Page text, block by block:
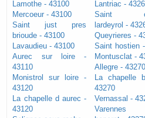
Lamothe - 43100
Mercoeur - 43100
Saint just pres
brioude - 43100
Lavaudieu - 43100
Aurec sur loire -
43110
Monistrol sur loire -
43120
La chapelle d aurec -
43120
Lantriac -
Saint
lardeyrol -
Queyrieres -
Saint hostien
Montusclat -
Allegre - 43270
La chapelle
43270
Vernassal -
Varennes